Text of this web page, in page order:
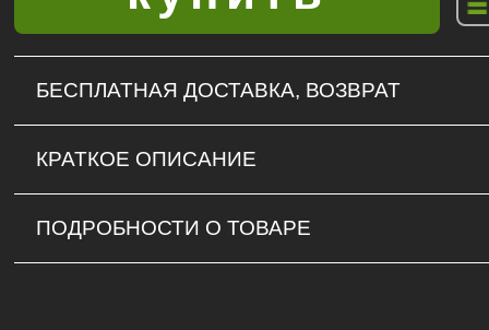
БЕСПЛАТНАЯ ДОСТАВКА, ВОЗВРАТ
КРАТКОЕ ОПИСАНИЕ
ПОДРОБНОСТИ О ТОВАРЕ